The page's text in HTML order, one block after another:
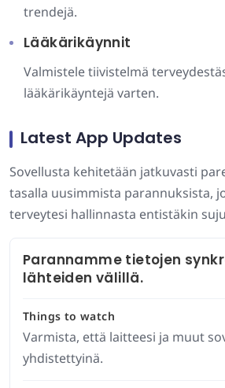
trendejä.
Lääkärikäynnit
Valmistele tiivistelmä
lääkärikäyntejä varten.
Latest App Updates
Sovellusta kehitetään jatkuvasti
tasalla uusimmista parannuksista,
terveytesi hallinnasta entistäkin
Parannamme tietojen
lähteiden välillä.
Things to watch
Varmista, että laitteesi ja muut
yhdistettyinä.